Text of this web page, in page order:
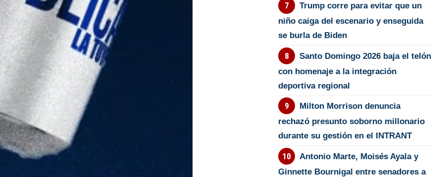
Trump corre para evitar que un
niño caiga del escenario y enseguida
se burla de Biden
Santo Domingo 2026 baja el telón
con homenaje a la integración
deportiva regional
Milton Morrison denuncia
rechazó presunto soborno millonario
durante su gestión en el INTRANT
Antonio Marte, Moisés Ayala y
Ginnette Bournigal entre senadores a